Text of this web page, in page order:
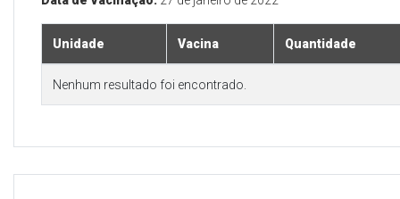
Unidade Vacina Quantidade
Nenhum resultado foi encontrado.